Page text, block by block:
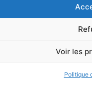
Voir les
Politique